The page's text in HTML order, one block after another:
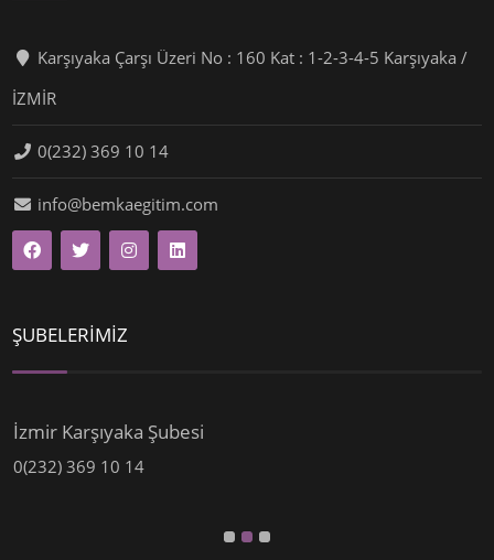
Karşıyaka Çarşı Üzeri No : 160 Kat : 1-2-3-4-5 Karşıyaka /
İZMİR
0(232) 369 10 14
info@bemkaegitim.com
ŞUBELERİMİZ
İzmir Karşıyaka Şubesi
0(232) 369 10 14